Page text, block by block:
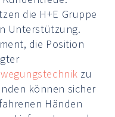
die H+E Gruppe
Unterstützung.
die Position
zu
können sicher
Händen